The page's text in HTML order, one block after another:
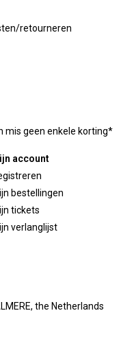
retourneren
mis geen enkele korting*
account
bestellingen
tickets
verlanglijst
the Netherlands